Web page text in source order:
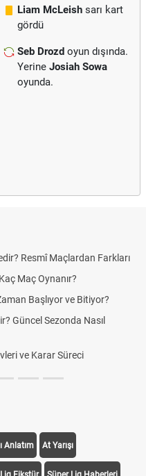
Liam McLeish sarı kart
gördü
Seb Drozd oyun dışında.
Yerine Josiah Sowa
oyunda.
Resmî Maçlardan Farkları
Maç Oynanır?
Başlıyor ve Bitiyor?
Güncel Sezonda Nasıl
ve Karar Süreci
Anlatım At Yarışı